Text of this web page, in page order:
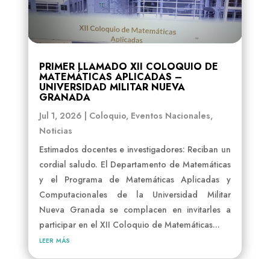
PRIMER LLAMADO XII COLOQUIO DE
MATEMÁTICAS APLICADAS –
UNIVERSIDAD MILITAR NUEVA
GRANADA
Jul 1, 2026 | Coloquio, Eventos Nacionales,
Noticias
Estimados docentes e investigadores: Reciban un
cordial saludo. El Departamento de Matemáticas
y el Programa de Matemáticas Aplicadas y
Computacionales de la Universidad Militar
Nueva Granada se complacen en invitarles a
participar en el XII Coloquio de Matemáticas...
leer más